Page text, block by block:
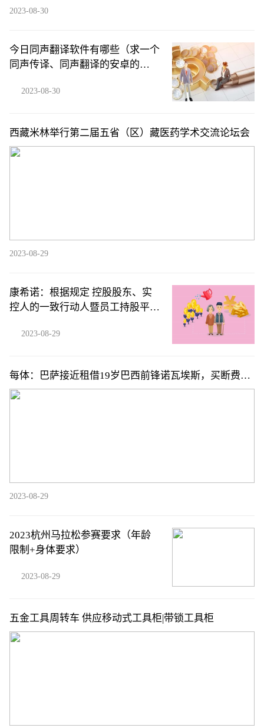
2023-08-30
今日同声翻译软件有哪些（求一个
同声传译、同声翻译的安卓的
2023-08-30
西藏米林举行第二届五省（区）藏医药学术交流论坛会
2023-08-29
康希诺：根据规定 控股股东、实
控人的一致行动人暨员工持股平台
2023-08-29
每体：巴萨接近租借19岁巴西前锋诺瓦埃斯，买断费
300-400万欧
2023-08-29
2023杭州马拉松参赛要求（年龄
限制+身体要求）
2023-08-29
五金工具周转车 供应移动式工具柜|带锁工具柜